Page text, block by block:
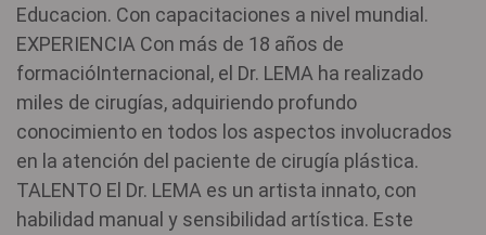
Educacion. Con capacitaciones a nivel mundial.
EXPERIENCIA Con más de 18 años de
formacióInternacional, el Dr. LEMA ha realizado
miles de cirugías, adquiriendo profundo
conocimiento en todos los aspectos involucrados
en la atención del paciente de cirugía plástica.
TALENTO El Dr. LEMA es un artista innato, con
habilidad manual y sensibilidad artística. Este